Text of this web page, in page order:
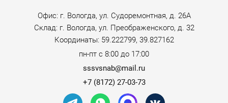
Офис: г. Вологда, ул. Судоремонтная, д. 26А
Склад: г. Вологда, ул. Преображенского, д. 32
Координаты: 59.222799, 39.827162
пн-пт с 8:00 до 17:00
sssvsnab@mail.ru
+7 (8172) 27-03-73